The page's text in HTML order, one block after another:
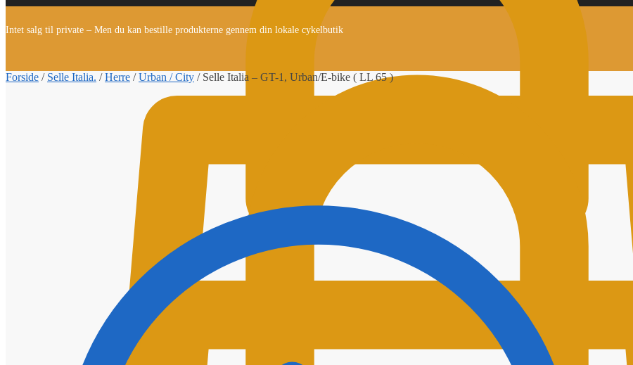
Intet salg til private – Men du kan bestille produkterne gennem din lokale cykelbutik
Forside / Selle Italia. /Herre /Urban / City / Selle Italia – GT-1, Urban/E-bike ( LL 65 )